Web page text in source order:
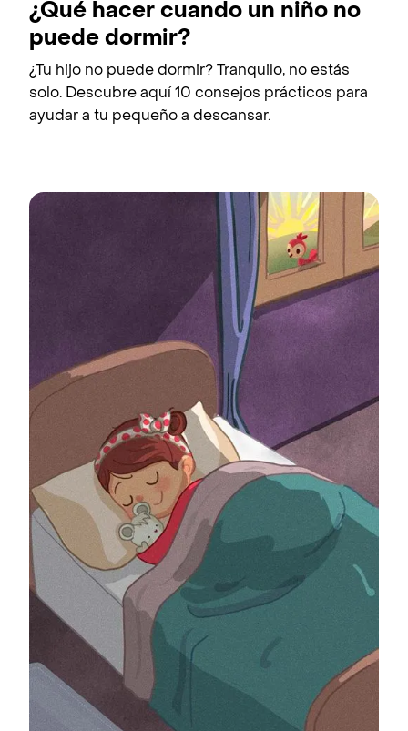
¿Qué hacer cuando un niño no
puede dormir?
¿Tu hijo no puede dormir? Tranquilo, no estás
solo. Descubre aquí 10 consejos prácticos para
ayudar a tu pequeño a descansar.